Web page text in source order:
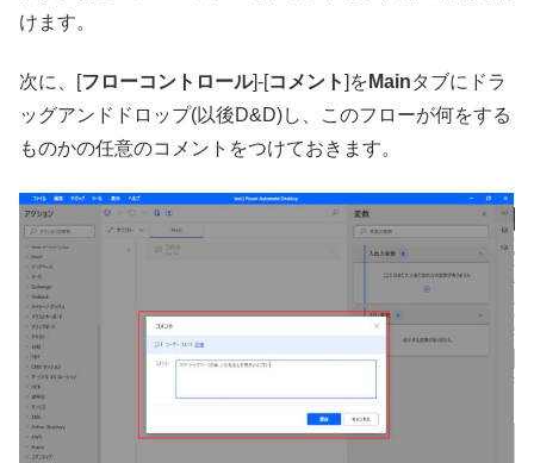
けます。
次に、[フローコントロール]-[コメント]を Mainタブにドラ
ッグアンドドロップ(以後D&D)し、このフローが何をする
ものかの任意のコメントをつけておきます。